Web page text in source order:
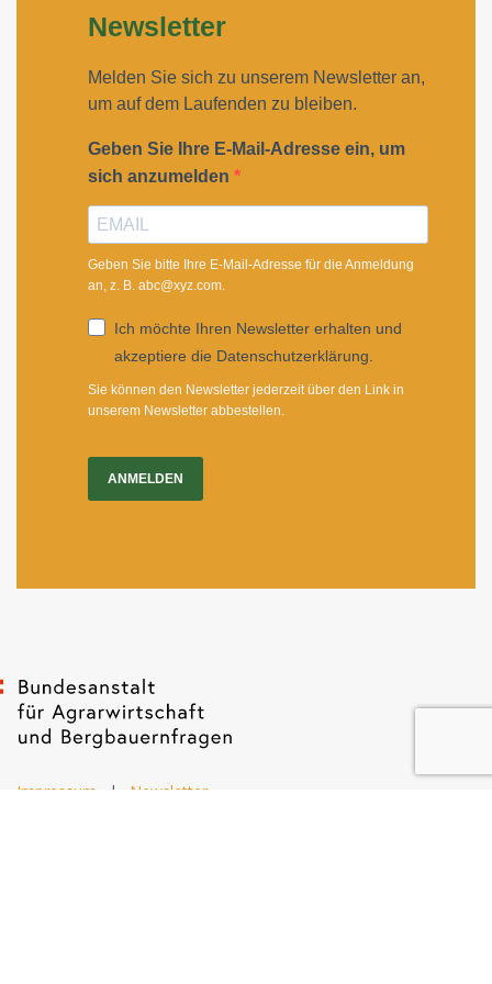
Newsletter
Melden Sie sich zu unserem Newsletter an,
um auf dem Laufenden zu bleiben.
Geben Sie Ihre E-Mail-Adresse ein, um
sich anzumelden
Geben Sie bitte Ihre E-Mail-Adresse für die Anmeldung
an, z. B. abc@xyz.com.
Ich möchte Ihren Newsletter erhalten und
akzeptiere die Datenschutzerklärung.
Sie können den Newsletter jederzeit über den Link in
unserem Newsletter abbestellen.
ANMELDEN
Impressum | Newsletter